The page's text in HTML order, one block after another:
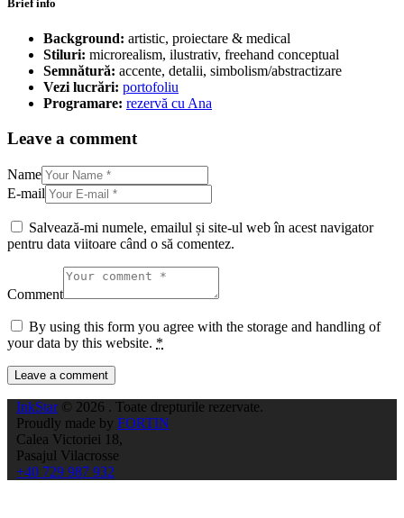
Brief info
Background: artistic, proiectare & medical
Stiluri: microrealism, ilustrativ, freehand conceptual
Semnătură: accente, detalii, simbolism/abstractizare
Vezi lucrări: portofoliu
Programare: rezervă cu Ana
Leave a comment
Name
E-mail
Salvează-mi numele, emailul și site-ul web în acest navigator
pentru data viitoare când o să comentez.
Comment
By using this form you agree with the storage and handling of
your data by this website. *
InkStar© 2026 . Toate drepturile rezervate.
Proudly made by FORTIN
Calea Victoriei 18,
Pasajul Vilacrosse
+40 729 987 932